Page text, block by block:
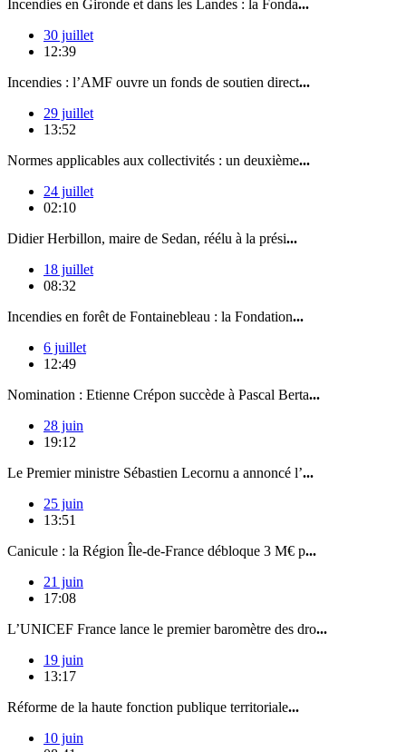
Incendies en Gironde et dans les Landes : la Fonda...
30 juillet
12:39
Incendies : l’AMF ouvre un fonds de soutien direct...
29 juillet
13:52
Normes applicables aux collectivités : un deuxième...
24 juillet
02:10
Didier Herbillon, maire de Sedan, réélu à la prési...
18 juillet
08:32
Incendies en forêt de Fontainebleau : la Fondation...
6 juillet
12:49
Nomination : Etienne Crépon succède à Pascal Berta...
28 juin
19:12
Le Premier ministre Sébastien Lecornu a annoncé l’...
25 juin
13:51
Canicule : la Région Île-de-France débloque 3 M€ p...
21 juin
17:08
L’UNICEF France lance le premier baromètre des dro...
19 juin
13:17
Réforme de la haute fonction publique territoriale...
10 juin